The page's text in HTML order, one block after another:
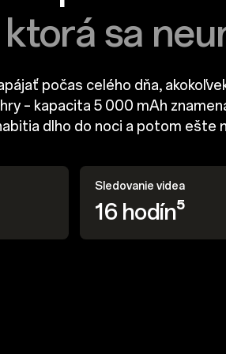
sa
počas celého dňa,
– kapacita 5 000 mAh
dlho do noci a potom ešte
Sledovanie videa
16 hodín⁵